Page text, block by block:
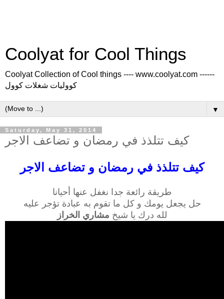
Coolyat for Cool Things
Coolyat Collection of Cool things ---- www.coolyat.com ------
كووليات شغلات كوول
▼
Saturday, May 31, 2014
كيف تتلذذ في رمضان و تضاعف الاجر
كيف تتلذذ في رمضان و تضاعف الاجر
طريقة رائعة جدا نغفل عنها أحيانا
حل يجعل يومك و كل ما تقوم به عبادة تؤجر عليه
لله درك يا شيخ مشاري الخراز